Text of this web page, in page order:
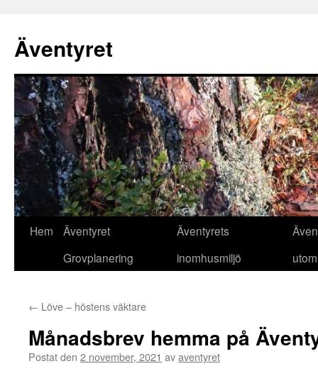
Äventyret
Hoppa
Hem
Äventyret
Grovplanering
Äventyrets
inomhusmiljö
← Löve – höstens väktare
Månadsbrev hemma på
Postat den 2 november, 2021 avaventyret